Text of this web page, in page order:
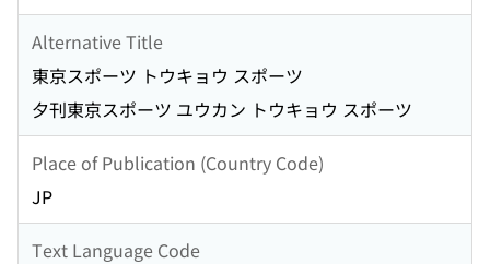
Alternative Title
東京スポーツ トウキョウ スポーツ
夕刊東京スポーツ ユウカン トウキョウ スポーツ
Place of Publication (Country Code)
JP
Text Language Code